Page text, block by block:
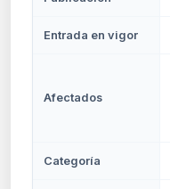
Entrada en vigor
Afectados
Categoría